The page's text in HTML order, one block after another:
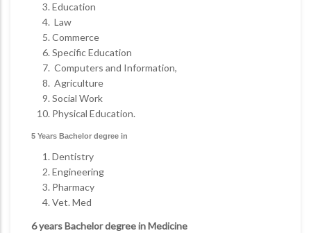
Education
Law
Commerce
Specific Education
Computers and Information,
Agriculture
Social Work
Physical Education.
5 Years Bachelor degree in
Dentistry
Engineering
Pharmacy
Vet. Med
6 years Bachelor degree in Medicine